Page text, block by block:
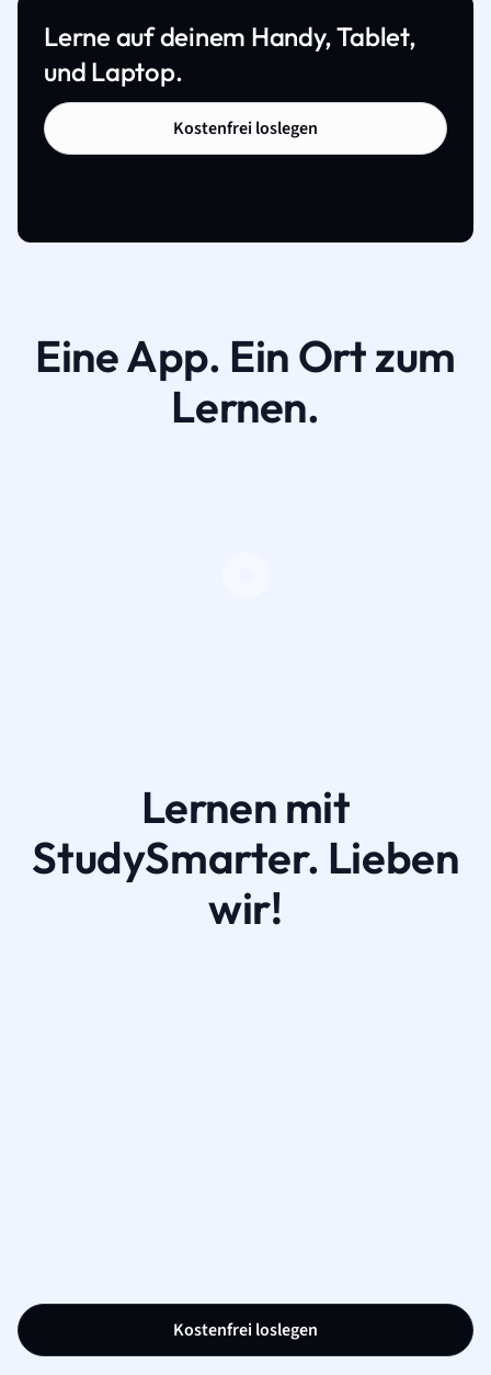
Lerne auf deinem Handy, Tablet,
und Laptop.
Kostenfrei loslegen
Eine App. Ein Ort zum
Lernen.
Lernen mit
StudySmarter. Lieben
wir!
Kostenfrei loslegen